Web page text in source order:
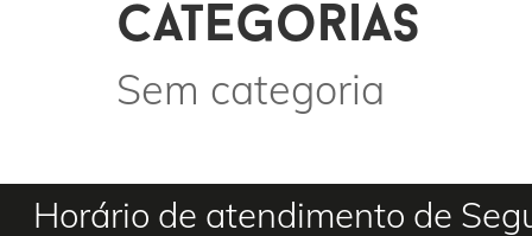
categorias
Sem categoria
Horário de atendimento de